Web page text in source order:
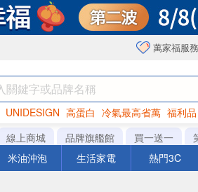
萬家福服務
UNIDESIGN 高蛋白 冷氣最高省萬 福利品
罐頭 咖啡 海苔
線上商城 品牌旗艦館 買一送一
米油沖泡 生活家電 熱門3C